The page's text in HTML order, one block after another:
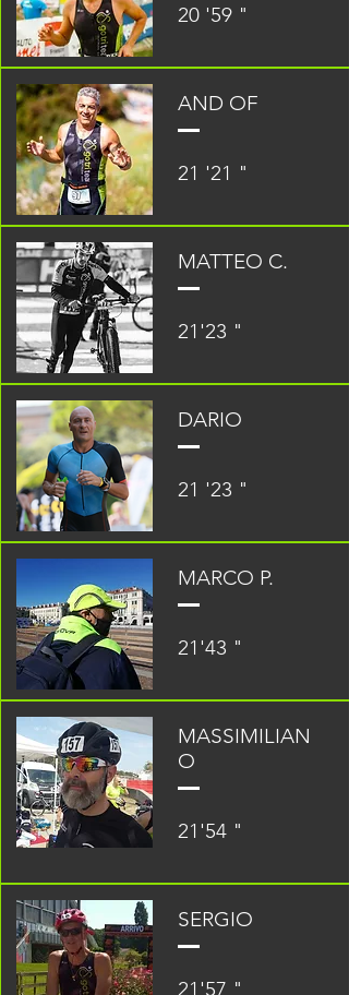
20 '59 "
AND OF
21 '21 "
MATTEO C.
21'23 "
DARIO
21 '23 "
MARCO P.
21'43 "
MASSIMILIAN
O
21'54 "
SERGIO
21'57 "